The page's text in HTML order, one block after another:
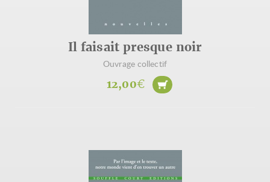
Il faisait presque noir
Ouvrage collectif
12,00€